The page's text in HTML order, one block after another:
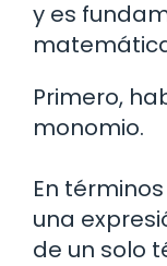
y es
Primero,
monomio.
En
una
de un solo